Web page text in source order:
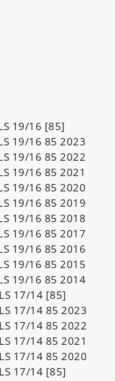
19/16 [85]
19/16 85 2023
19/16 85 2022
19/16 85 2021
19/16 85 2020
19/16 85 2019
19/16 85 2018
19/16 85 2017
19/16 85 2016
19/16 85 2015
19/16 85 2014
17/14 [85]
17/14 85 2023
17/14 85 2022
17/14 85 2021
17/14 85 2020
17/14 [85]